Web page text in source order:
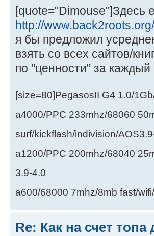
[quote="Dimouse"]Здесь
http://
я бы предложил
взять со всех сайтов/
по "ценности" за каждый
[size=80]PegasosII G4 1.0/
a4000/PPC 233mhz/68060
surf/kickflash/indivision/
a1200/PPC 200mhz/68040
3.9-4.0
a600/68000 7mhz/8mb fast/
Re: Как на счет топа